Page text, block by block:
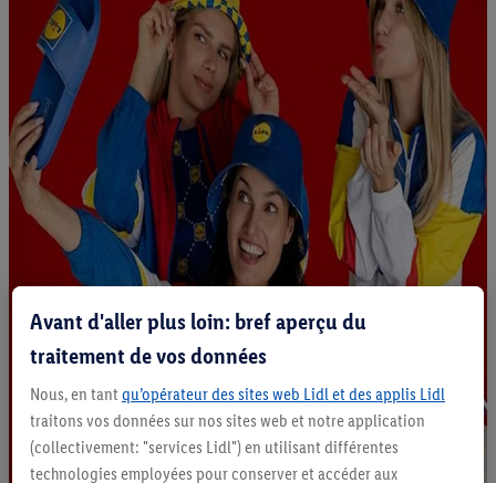
Avant d'aller plus loin: bref aperçu du
traitement de vos données
Nous, en tant qu’opérateur des sites web Lidl et des applis Lidl
traitons vos données sur nos sites web et notre application
(collectivement: "services Lidl") en utilisant différentes
technologies employées pour conserver et accéder aux